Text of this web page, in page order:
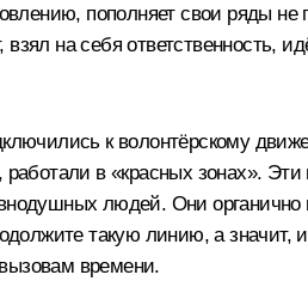
пополняет свои ряды не
на себя ответственность,
к волонтёрскому
в «красных зонах».
людей. Они
такую линию, а значит,
времени.